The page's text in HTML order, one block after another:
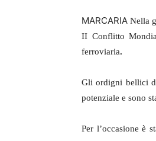
MARCARIANella
II Conflitto
ferroviaria.
Gli ordigni bellici
potenziale e sono
Per l’occasione è